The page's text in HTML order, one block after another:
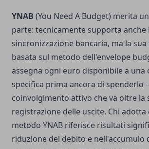
YNAB (You Need A Budget) merita
parte: tecnicamente supporta anche
sincronizzazione bancaria, ma la
basata sul metodo dell'envelope
assegna ogni euro disponibile a una
specifica prima ancora di spenderlo
coinvolgimento attivo che va oltre la
registrazione delle uscite. Chi adotta
metodo YNAB riferisce risultati
riduzione del debito e nell'accumulo